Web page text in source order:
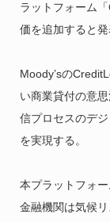
ラットフォーム
価を追加すると発
Moody’sの
い商業貸付の意
信プロセスのデ
を実現する。
本プラットフォ
金融機関は気候